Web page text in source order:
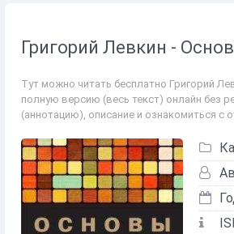
Григорий Левкин -
Тут можно читать бесплатно Григорий
полную версию (весь текст) онлайн без
(аннотацию), описание и ознакомиться